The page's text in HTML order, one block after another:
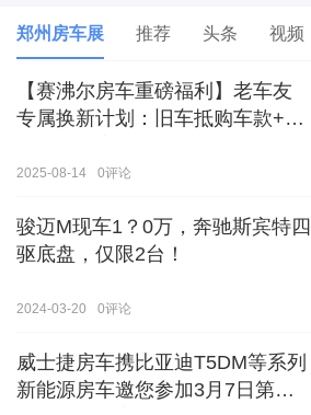
郑州房车展 推荐 头条 视频
【赛沸尔房车重磅福利】老车友
专属换新计划：旧车抵购车款+额
2025-08-14 0评论
骏迈M现车1？0万，奔驰斯宾特四
驱底盘，仅限2台！
2024-03-20 0评论
威士捷房车携比亚迪T5DM等系列
新能源房车邀您参加3月7日第八